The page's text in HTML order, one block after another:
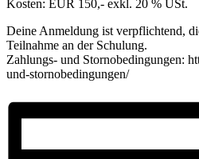
Kosten: EUR 150,- exkl. 20 % USt.
Deine Anmeldung ist verpflichtend,
Teilnahme an der Schulung.
Zahlungs- und Stornobedingungen:
und-stornobedingungen/